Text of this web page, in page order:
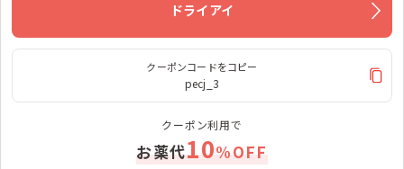
ドライアイ
クーポンコードをコピー
pecj_3
クーポン利用で
お薬代10%OFF